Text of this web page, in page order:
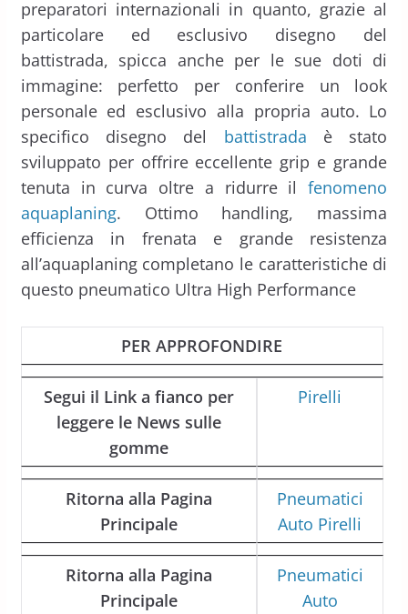
preparatori internazionali in quanto, grazie al
particolare ed esclusivo disegno del
battistrada, spicca anche per le sue doti di
immagine: perfetto per conferire un look
personale ed esclusivo alla propria auto. Lo
specifico disegno del battistrada è stato
sviluppato per offrire eccellente grip e grande
tenuta in curva oltre a ridurre ilfenomeno
aquaplaning. Ottimo handling, massima
efficienza in frenata e grande resistenza
all’aquaplaning completano le caratteristiche di
questo pneumatico Ultra High Performance
PER APPROFONDIRE
Segui il Link a fianco per
leggere le News sulle
gomme
Pirelli
Ritorna alla Pagina
Principale
Pneumatici
Auto Pirelli
Ritorna alla Pagina
Principale
Pneumatici
Auto